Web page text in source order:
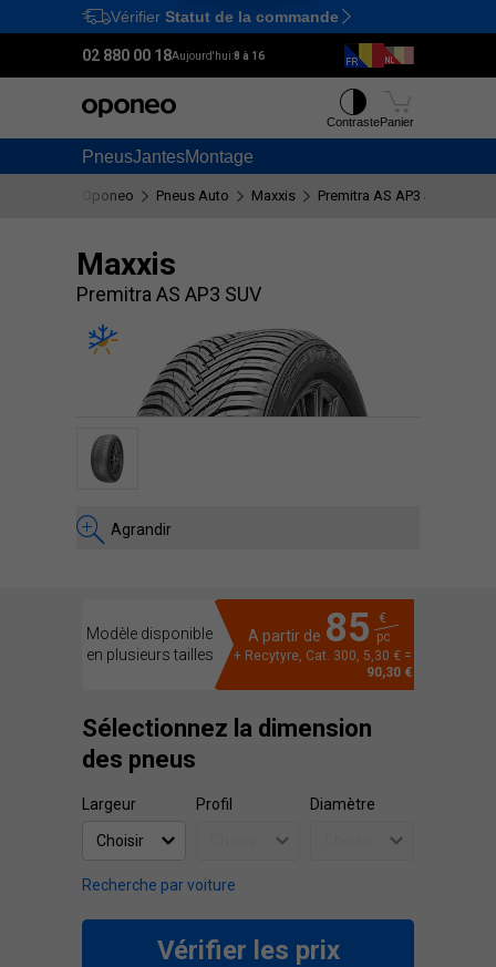
Ctrl M
Vérifier Statut de la commande
02 880 00 18Aujourd'hui:8 à 16
PneusJantesMontage
ContrastePanier
Oponeo Pneus Auto Maxxis Premitra AS AP3 SUV
Maxxis
Premitra AS AP3 SUV
Agrandir
Modèle disponible
en plusieurs tailles
A partir de 85
€
pc
+ Recytyre, Cat. 300, 5,30 € =
90,30 €
Sélectionnez la dimension
des pneus
Largeur Profil Diamètre
Recherche par voiture
Vérifier les prix